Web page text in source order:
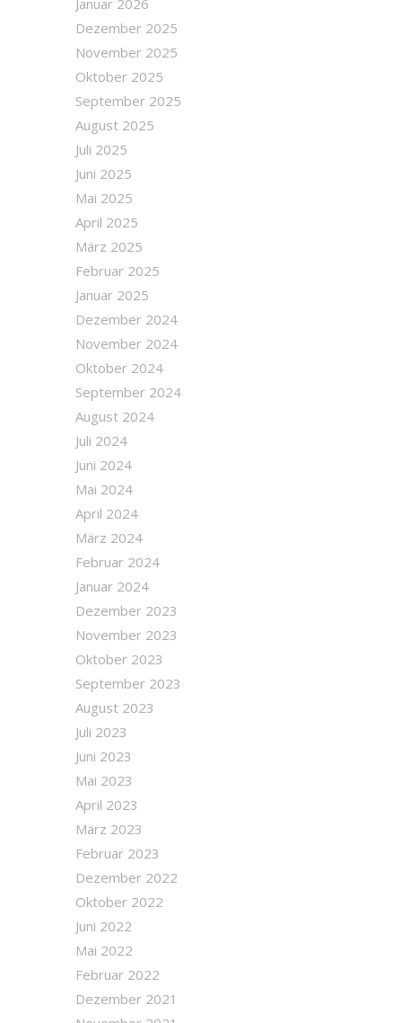
Dezember 2025
November 2025
Oktober 2025
September 2025
August 2025
Juli 2025
Juni 2025
Mai 2025
April 2025
März 2025
Februar 2025
Januar 2025
Dezember 2024
November 2024
Oktober 2024
September 2024
August 2024
Juli 2024
Juni 2024
Mai 2024
April 2024
März 2024
Februar 2024
Januar 2024
Dezember 2023
November 2023
Oktober 2023
September 2023
August 2023
Juli 2023
Juni 2023
Mai 2023
April 2023
März 2023
Februar 2023
Dezember 2022
Oktober 2022
Juni 2022
Mai 2022
Februar 2022
Dezember 2021